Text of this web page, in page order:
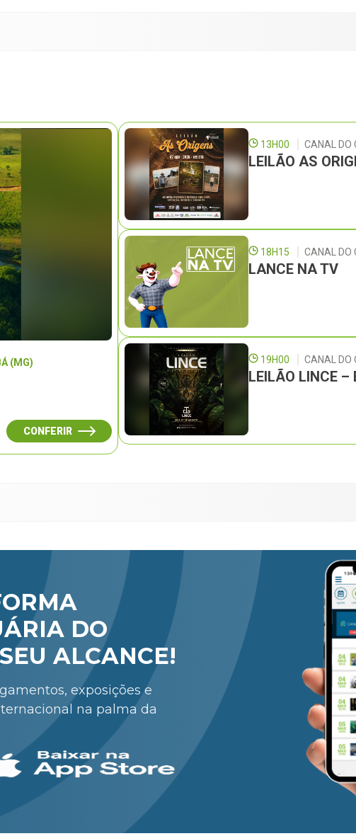
(MG)
CONFERIR
13H00 CANAL DO
LEILÃO AS
18H15 CANAL DO
LANCE NA TV
19H00 CANAL DO
LEILÃO LINCE –
DO
ALCANCE!
exposições e
na palma da